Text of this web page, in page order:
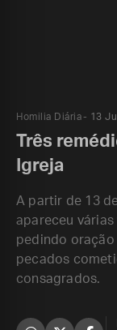
Homilia Diária 13
Três
Igreja
A partir de 13
apareceu várias
pedindo
pecados
consagrados.